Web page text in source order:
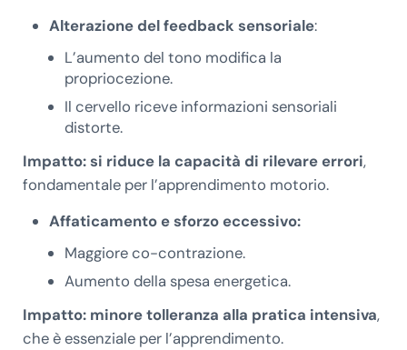
Alterazione del feedback sensoriale:
L’aumento del tono modifica la
propriocezione.
Il cervello riceve informazioni sensoriali
distorte.
Impatto: si riduce la capacità di rilevare errori,
fondamentale per l’apprendimento motorio.
Affaticamento e sforzo eccessivo:
Maggiore co-contrazione.
Aumento della spesa energetica.
Impatto: minore tolleranza alla pratica intensiva,
che è essenziale per l’apprendimento.